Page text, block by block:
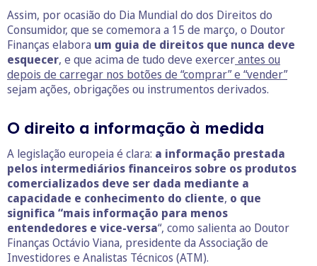
Assim, por ocasião do Dia Mundial do dos Direitos do
Consumidor, que se comemora a 15 de março, o Doutor
Finanças elabora um guia de direitos que nunca deve
esquecer, e que acima de tudo deve exercerantes ou
depois de carregar nos botões de “comprar” e “vender”
sejam ações, obrigações ou instrumentos derivados.
O direito a informação à medida
A legislação europeia é clara: a informação prestada
pelos intermediários financeiros sobre os produtos
comercializados deve ser dada mediante a
capacidade e conhecimento do cliente, o que
significa “mais informação para menos
entendedores e vice-versa“, como salienta ao Doutor
Finanças Octávio Viana, presidente da Associação de
Investidores e Analistas Técnicos (ATM).